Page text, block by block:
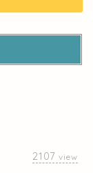
2107 view